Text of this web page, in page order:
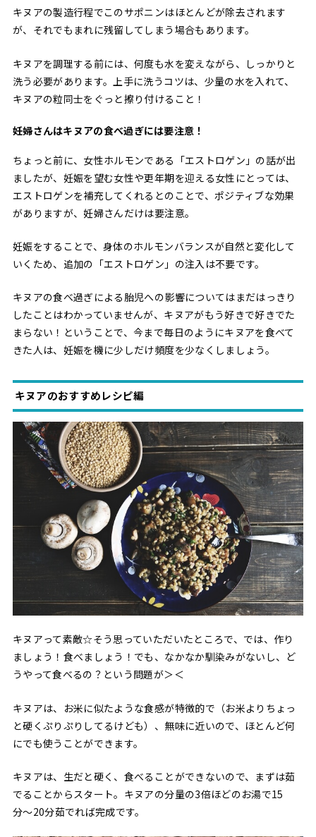
キヌアの製造行程でこのサポニンはほとんどが除去されます
が、それでもまれに残留してしまう場合もあります。
キヌアを調理する前には、何度も水を変えながら、しっかりと
洗う必要があります。上手に洗うコツは、少量の水を入れて、
キヌアの粒同士をぐっと擦り付けること！
妊婦さんはキヌアの食べ過ぎには要注意！
ちょっと前に、女性ホルモンである「エストロゲン」の話が出
ましたが、妊娠を望む女性や更年期を迎える女性にとっては、
エストロゲンを補充してくれるとのことで、ポジティブな効果
がありますが、妊婦さんだけは要注意。
妊娠をすることで、身体のホルモンバランスが自然と変化して
いくため、追加の「エストロゲン」の注入は不要です。
キヌアの食べ過ぎによる胎児への影響についてはまだはっきり
したことはわかっていませんが、キヌアがもう好きで好きでた
まらない！ということで、今まで毎日のようにキヌアを食べて
きた人は、妊娠を機に少しだけ頻度を少なくしましょう。
キヌアのおすすめレシピ編
キヌアって素敵☆そう思っていただいたところで、では、作り
ましょう！食べましょう！でも、なかなか馴染みがないし、ど
うやって食べるの？という問題が＞＜
キヌアは、お米に似たような食感が特徴的で（お米よりちょっ
と硬くぷりぷりしてるけども）、無味に近いので、ほとんど何
にでも使うことができます。
キヌアは、生だと硬く、食べることができないので、まずは茹
でることからスタート。キヌアの分量の3倍ほどのお湯で15
分〜20分茹でれば完成です。